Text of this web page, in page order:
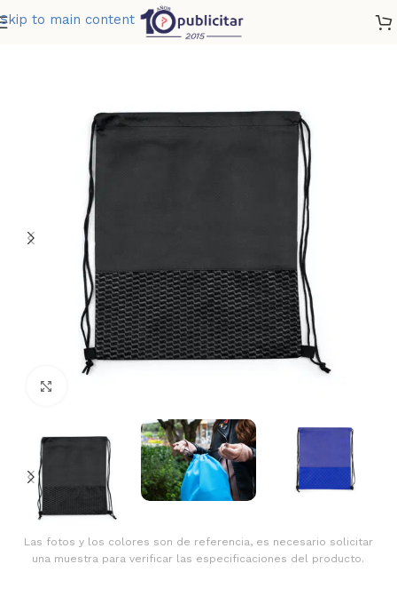
Skip to main content
MOCHILA VIRGINIA
Las fotos y los colores son de referencia, es necesario solicitar
una muestra para verificar las especificaciones del producto.